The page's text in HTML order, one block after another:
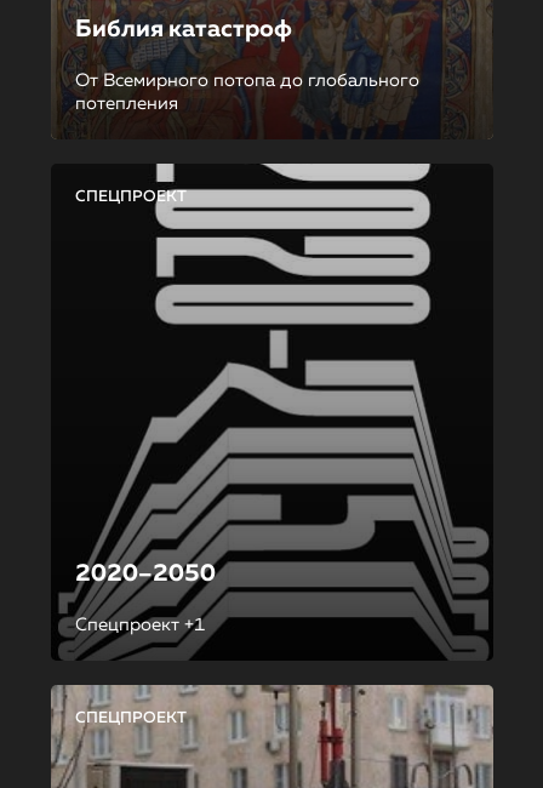
Библия катастроф
От Всемирного потопа до глобального
потепления
СПЕЦПРОЕКТ
2020–2050
Спецпроект +1
СПЕЦПРОЕКТ